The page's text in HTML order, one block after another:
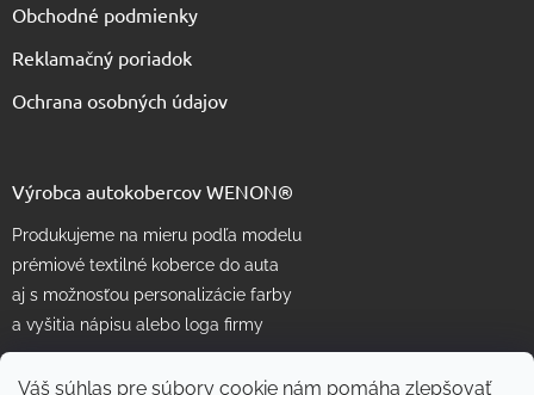
Váš súhlas pre súbory cookie nám pomáha zlepšovať
Obchodné podmienky
Reklamačný poriadok
Ochrana osobných údajov
Výrobca autokobercov WENON®
Produkujeme na mieru podľa modelu
prémiové textilné koberce do auta
aj s možnosťou personalizácie farby
a vyšitia nápisu alebo loga firmy